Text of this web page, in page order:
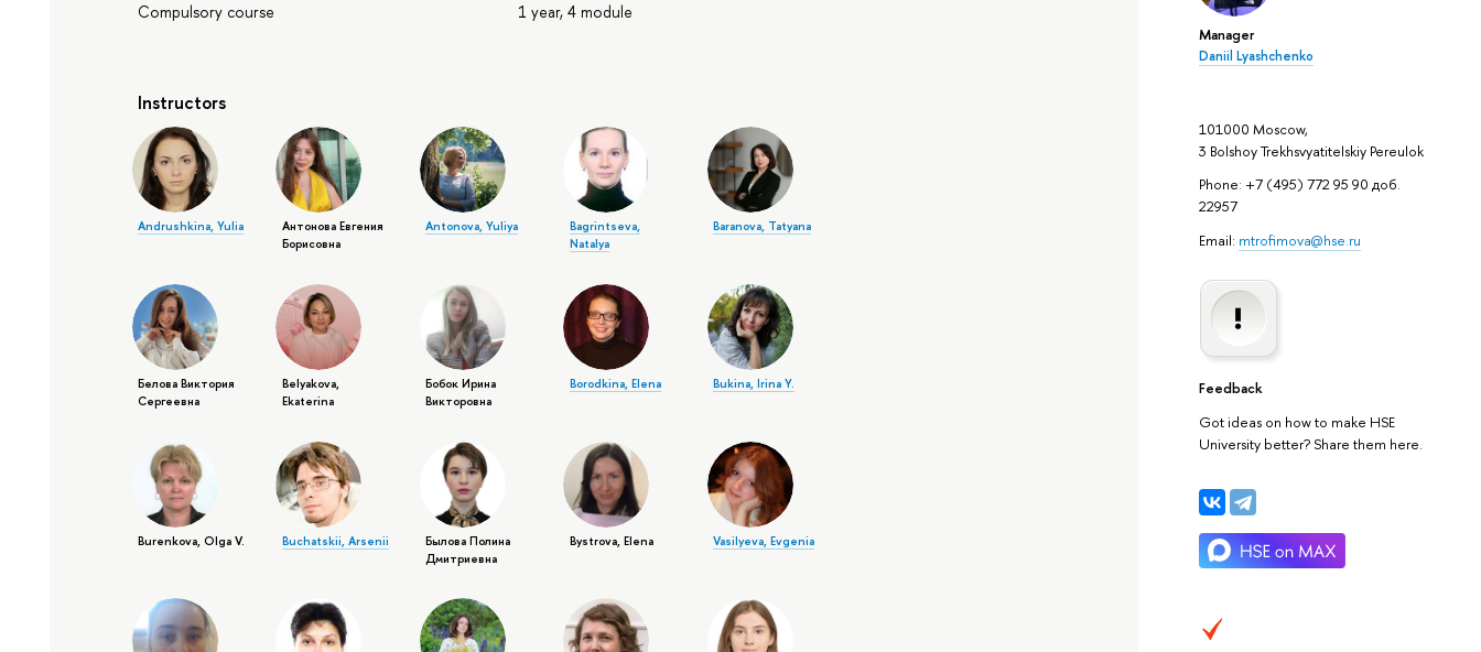
Manager
Daniil Lyashchenko
101000 Moscow,
3 Bolshoy Trekhsvyatitelskiy Pereulok
Phone: +7 (495) 772 95 90 доб.
22957
Email: mtrofimova@hse.ru
Feedback
Got ideas on how to make HSE
University better? Share them here.
Compulsory course
1 year, 4 module
Instructors
Andrushkina, Yulia
Антонова Евгения
Борисовна
Antonova, Yuliya
Bagrintseva,
Natalya
Baranova, Tatyana
Белова Виктория
Сергеевна
Belyakova,
Ekaterina
Бобок Ирина
Викторовна
Borodkina, Elena Bukina, Irina Y.
Burenkova, Olga V. Buchatskii, Arsenii
Былова Полина
Дмитриевна
Bystrova, Elena Vasilyeva, Evgenia